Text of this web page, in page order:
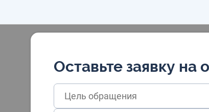
Оставьте заявку на
Цель обращения